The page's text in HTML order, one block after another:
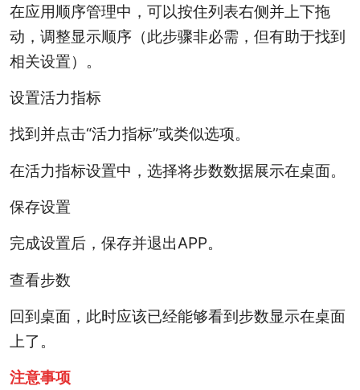
在应用顺序管理中，可以按住列表右侧并上下拖
动，调整显示顺序（此步骤非必需，但有助于找到
相关设置）。
设置活力指标
找到并点击“活力指标”或类似选项。
在活力指标设置中，选择将步数数据展示在桌面。
保存设置
完成设置后，保存并退出APP。
查看步数
回到桌面，此时应该已经能够看到步数显示在桌面
上了。
注意事项